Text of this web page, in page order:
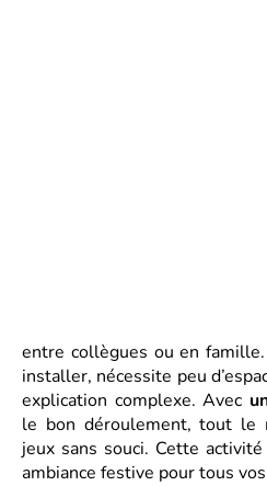
entre collègues ou en
installer, nécessite peu
explication complexe. Avec
le bon déroulement, tout le
jeux sans souci. Cette
ambiance festive pour tous